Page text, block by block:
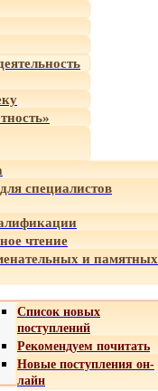
специалистов
чтение
и памятных
Список новых
поступлений
Рекомендуем почитать
Новые поступления он-
лайн